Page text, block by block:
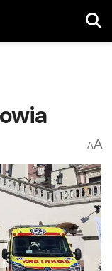
AA